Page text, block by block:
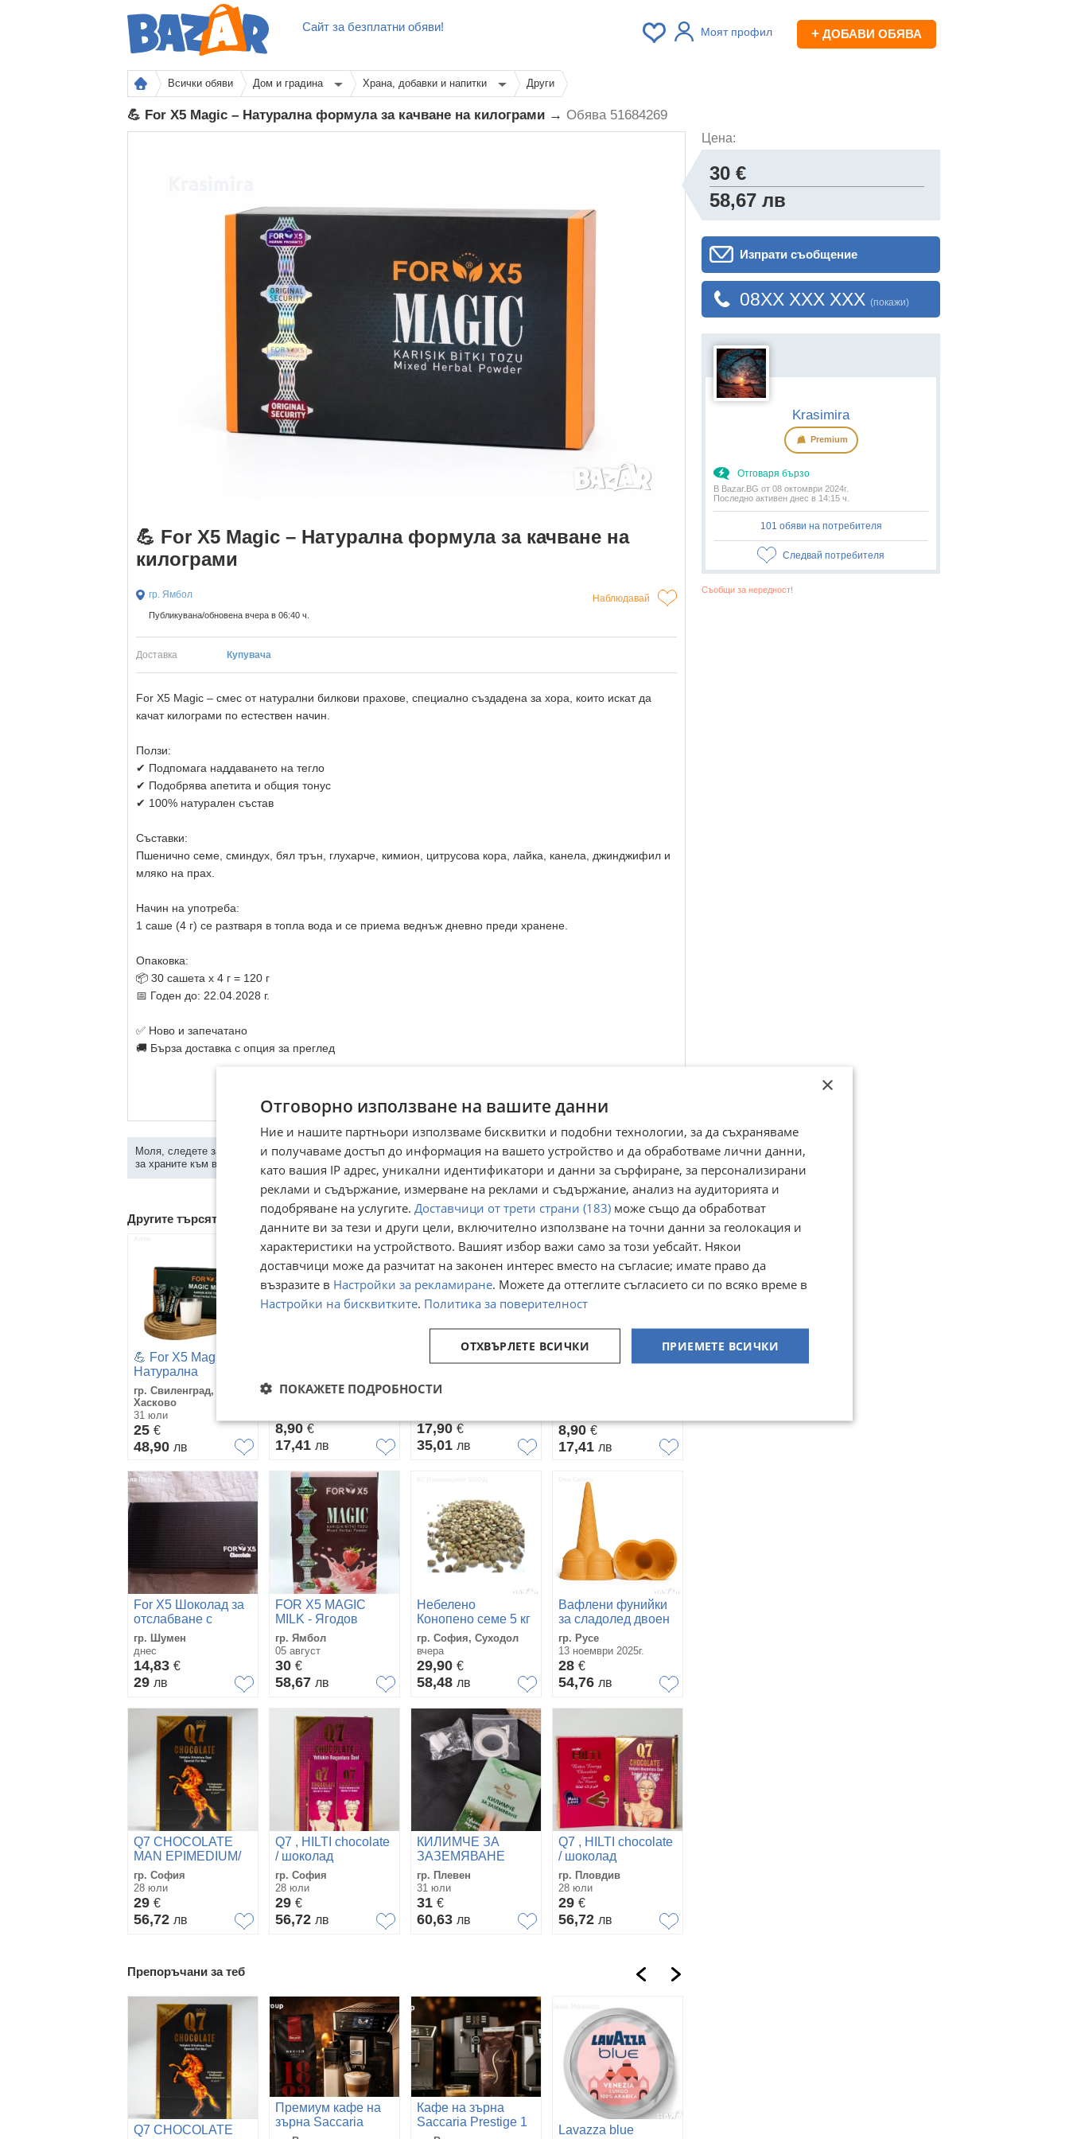
Сайт за безплатни обяви! Моят профил + ДОБАВИ ОБЯВА
Всички обяви Дом и градина Храна, добавки и напитки Други
💪 For X5 Magic – Натурална формула за качване на килограми → Обява 51684269
💪 For X5 Magic – Натурална формула за качване на
килограми
гр. Ямбол Наблюдавай
Публикувана/обновена вчера в 06:40 ч.
Доставка Купувача
For X5 Magic – смес от натурални билкови прахове, специално създадена за хора, които искат да
качат килограми по естествен начин.
Ползи:
✔ Подпомага наддаването на тегло
✔ Подобрява апетита и общия тонус
✔ 100% натурален състав
Съставки:
Пшенично семе, сминдух, бял трън, глухарче, кимион, цитрусова кора, лайка, канела, джинджифил и
мляко на прах.
Начин на употреба:
1 саше (4 г) се разтваря в топла вода и се приема веднъж дневно преди хранене.
Опаковка:
📦 30 сашета х 4 г = 120 г
📅 Годен до: 22.04.2028 г.
✅ Ново и запечатано
🚚 Бърза доставка с опция за преглед
☆
☆
Моля, следете за наличието/липсата на документ удостоверяващ вписването в регистрите съобразно Закона
за храните към всяка обява!
Другите търсят също
💪 For X5 Magic –
Натурална
формула за
качване на
килограми
гр. Свиленград,
Хасково
31 юли
25 €
48,90 лв
Тайландски
сладолед
Сладолед на прах
натурална * (1300г /
4-5 L Мляко)
8,90€
17,41 лв
Билкова
детоксираща
напитка For X5
сашета, чай за
отслабване
17,90€
35,01 лв
8,90€
17,41 лв
For X5 Шоколад за
отслабване с
детоксикиращ
ефект 30 броя по 7
гр.
гр. Шумен
днес
14,83 €
29 лв
FOR X5 MAGIC
MILK - Ягодов
билков прах за
качване на
килограми 30 саше
гр. Ямбол
05 август
30 €
58,67 лв
Небелено
Конопено семе 5 кг
гр. София, Суходол
вчера
29,90 €
58,48 лв
Вафлени фунийки
за сладолед двоен
Факел
гр. Русе
13 ноември 2025г.
28 €
54,76 лв
Q7 CHOCOLATE
MAN EPIMEDIUM/
Q7 шоколад за
мъже с епимедиум
12бр.
гр. София
28 юли
29 €
56,72 лв
Q7 , HILTI chocolate
/ шоколад
афродизиак за
жени
гр. София
28 юли
29 €
56,72 лв
КИЛИМЧЕ ЗА
ЗАЗЕМЯВАНЕ
гр. Плевен
31 юли
31 €
60,63 лв
Q7 , HILTI chocolate
/ шоколад
афродизиак за
жени
гр. Пловдив
28 юли
29 €
56,72 лв
Препоръчани за теб
Q7 CHOCOLATE
Премиум кафе на
зърна Saccaria
Deciso 1882
Кафе на зърна
Saccaria Prestige 1
Lavazza blue
Цена:
30 €
58,67 лв
Изпрати съобщение
08XX XXX XXX (покажи)
Krasimira
Premium
Отговаря бързо
В Bazar.BG от 08 октомври 2024г.
Последно активен днес в 14:15 ч.
101 обяви на потребителя
Следвай потребителя
Съобщи за нередност!
×
Отговорно използване на вашите данни
Ние и нашите партньори използваме бисквитки и подобни технологии, за да съхраняваме
и получаваме достъп до информация на вашето устройство и да обработваме лични данни,
като вашия IP адрес, уникални идентификатори и данни за сърфиране, за персонализирани
реклами и съдържание, измерване на реклами и съдържание, анализ на аудиторията и
подобряване на услугите. Доставчици от трети страни (183) може също да обработват
данните ви за тези и други цели, включително използване на точни данни за геолокация и
характеристики на устройството. Вашият избор важи само за този уебсайт. Някои
доставчици може да разчитат на законен интерес вместо на съгласие; имате право да
възразите в Настройки за рекламиране. Можете да оттеглите съгласието си по всяко време в
Настройки на бисквитките. Политика за поверителност
ПРИЕМЕТЕ ВСИЧКИ
ОТХВЪРЛЕТЕ ВСИЧКИ
ПОКАЖЕТЕ ПОДРОБНОСТИ